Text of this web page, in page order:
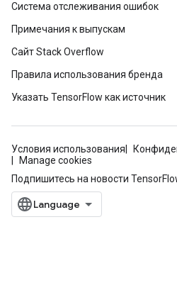
Система отслеживания ошибок
Примечания к выпускам
Сайт Stack Overflow
Правила использования бренда
Указать TensorFlow как источник
Условия использования
Manage cookies
Подпишитесь на новости